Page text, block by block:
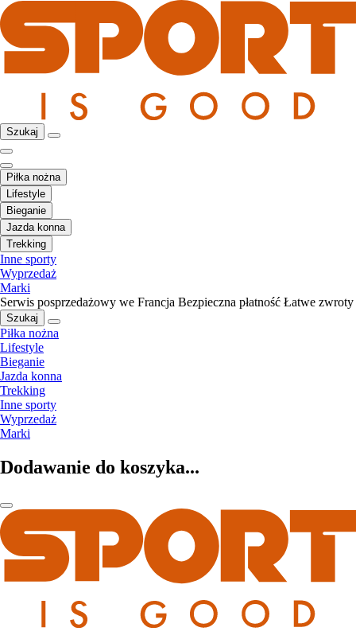
Szukaj
Piłka nożna
Lifestyle
Bieganie
Jazda konna
Trekking
Inne sporty
Wyprzedaż
Marki
Serwis posprzedażowy we Francja Bezpieczna płatność Łatwe zwroty
Szukaj
Piłka nożna
Lifestyle
Bieganie
Jazda konna
Trekking
Inne sporty
Wyprzedaż
Marki
Dodawanie do koszyka...